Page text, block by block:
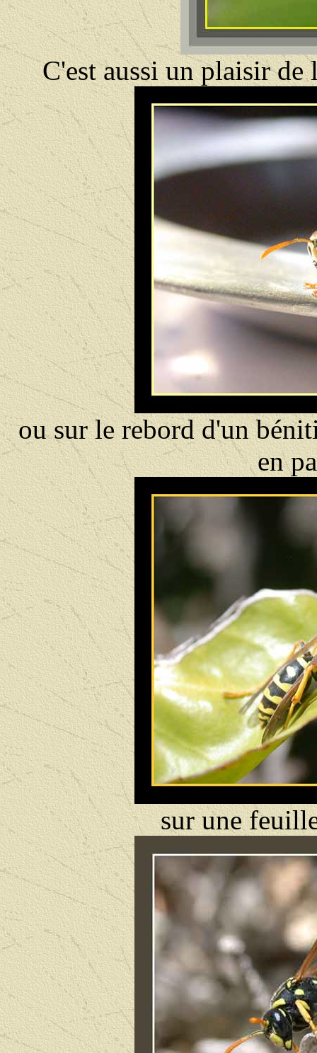
C'est aussi un plaisir de
ou sur le rebord d'un
en
sur une